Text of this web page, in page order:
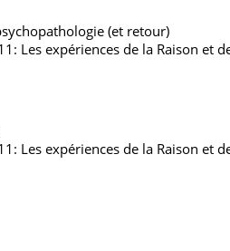
(et retour)
Les expériences de la Raison et
Les expériences de la Raison et